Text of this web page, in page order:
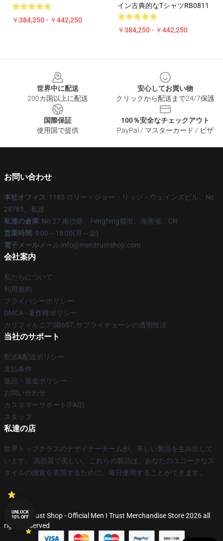
￥384,250 - ￥442,250
イン古典的なTシャツRB0811
￥384,250 - ￥442,250
世界中に配送
200カ国以上に配送
安心してお買い物
クリックから配送まで24/7保護
国際保証
使用国で提供
100％安全なチェックアウト
PayPal / マスターカード / ビザ
お問い合わせ
本社オフィス: 1185 ロリー・ジョー・リッジ・ウェインズビル、Nc
28785、私達
私達の倉庫: No.27 南沙路、Fengfeng都市、海南省、CN
営業時間: 9:00～18:00(月～金)
電子メール メール:info@menitrustshop.com
会社案内
私たちについて
利用規約
プライバシーポリシー
DMCA - 著作権ポリシー
カリフォルニアSB657: サプライチェーンの透明性法
当社のサポート
配送&配送ポリシー
支払条件
返品・返金ポリシー
お問い合わせ
カスタマーサポート(FAQ)
スタッフ
私達の店
世界トップクラスのデザイナーチームが、美しい製品を生み出して
います。 高品質で美しい、これらの製品は、あなたのユニークなス
タイルの感覚を表現するために、毎日使用することができます。
© Men I Trust Shop - Official Men I Trust Merchandise Store 2026 all
rights reserved
UNLOCK
10% OFF